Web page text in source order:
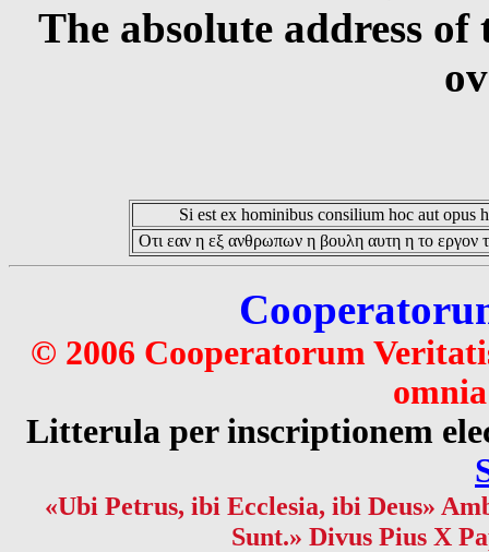
The absolute address
Si est ex hominibus consilium hoc aut opus
Οτι εαν η εξ ανθρωπων η βουλη αυτη η το εργον
© 2006 Cooperatorum
Litterula per inscriptionem
«Ubi Petrus, ibi Ecclesia, ibi Deus»
Sunt.» Divus Pius X